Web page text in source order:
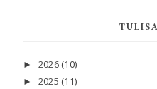
► 2026 (10)
► 2025 (11)